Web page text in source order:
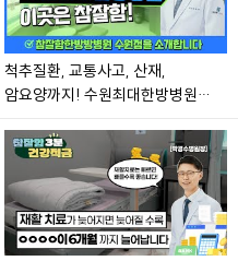
척추질환, 교통사고, 산재,
암요양까지! 수원최대한방병원
소개합니다!